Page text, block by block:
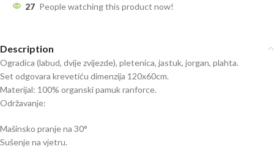
27 People watching this product now!
Description
Ogradica (labud, dvije zvijezde), pletenica, jastuk, jorgan, plahta.
Set odgovara krevetiću dimenzija 120x60cm.
Materijal: 100% organski pamuk ranforce.
Održavanje:
Mašinsko pranje na 30°
Sušenje na vjetru.